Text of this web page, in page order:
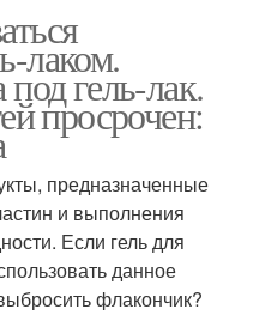
лаком.
гель-лак.
просрочен:
предназначенные
и выполнения
Если гель для
данное
флакончик?